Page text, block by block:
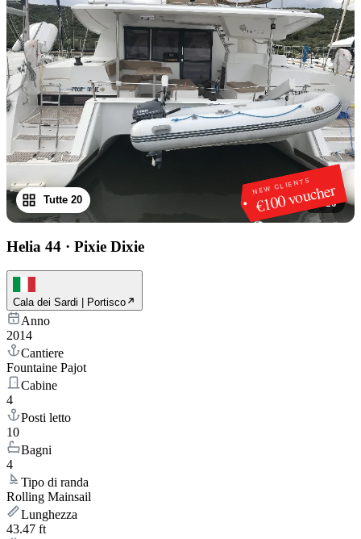
NEW CLIENTS
€100 voucher
1/20
Tutte 20
Helia 44 · Pixie Dixie
Cala dei Sardi | Portisco
Anno
2014
Cantiere
Fountaine Pajot
Cabine
4
Posti letto
10
Bagni
4
Tipo di randa
Rolling Mainsail
Lunghezza
43.47 ft